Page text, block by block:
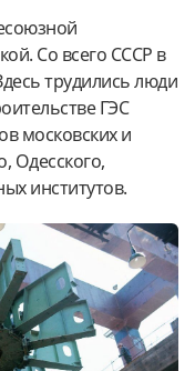
Со всего СССР в
трудились люди
ГЭС
московских и
Одесского,
институтов.